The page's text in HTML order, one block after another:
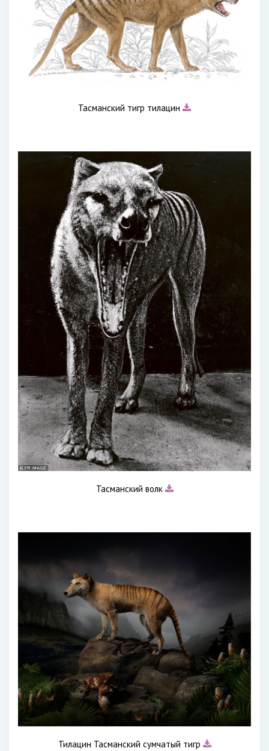
Тасманский тигр тилацин
Тасманский волк
Тилацин Тасманский сумчатый тигр